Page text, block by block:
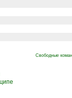
Свободные